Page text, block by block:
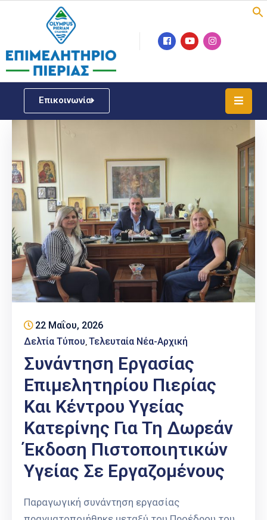
Επικοινωνία
Επιμελητήριο
Νέα
ΓΕΜΗ
/
Μητρώου
Επιχειρηματική
Υποστήριξη
Έκθεση
Παραδοσιακών
Επαγγελμάτων
Έκθεση
Πιερία
22 Μαΐου, 2026
Δελτία Τύπου Τελευταία Νέα-Αρχική
Συνάντηση Εργασίας
Επιμελητηρίου Πιερίας
Και Κέντρου Υγείας
Κατερίνης Για Τη Δωρεάν
Έκδοση Πιστοποιητικών
Υγείας Σε Εργαζομένους
Παραγωγική συνάντηση εργασίας